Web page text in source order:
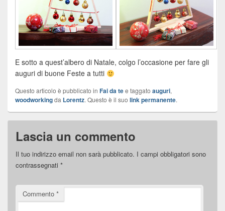
E sotto a quest’albero di Natale, colgo l’occasione per fare gli
auguri di buone Feste a tutti
Questo articolo è pubblicato in Fai da tee taggato auguri,
woodworkingda Lorentz. Questo è il suo link permanente.
Lascia un commento
Il tuo indirizzo email non sarà pubblicato. I campi obbligatori sono
contrassegnati *
Commento *